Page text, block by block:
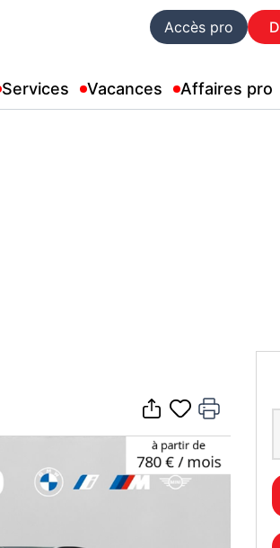
Accès pro
Services Vacances Affaires pro